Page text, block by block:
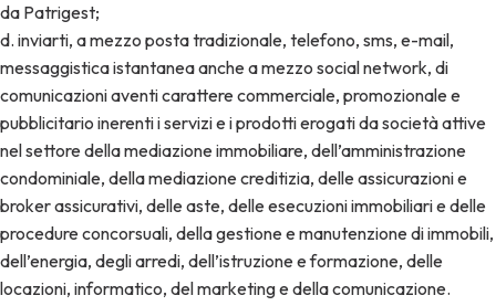
da Patrigest;
d. inviarti, a mezzo posta tradizionale, telefono, sms, e-mail,
messaggistica istantanea anche a mezzo social network, di
comunicazioni aventi carattere commerciale, promozionale e
pubblicitario inerenti i servizi e i prodotti erogati da società attive
nel settore della mediazione immobiliare, dell’amministrazione
condominiale, della mediazione creditizia, delle assicurazioni e
broker assicurativi, delle aste, delle esecuzioni immobiliari e delle
procedure concorsuali, della gestione e manutenzione di immobili,
dell’energia, degli arredi, dell’istruzione e formazione, delle
locazioni, informatico, del marketing e della comunicazione.